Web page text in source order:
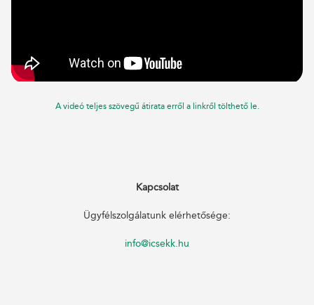
A videó teljes szövegű átirata erről a linkről tölthető le.
Kapcsolat
Ügyfélszolgálatunk elérhetősége:
info@icsekk.hu